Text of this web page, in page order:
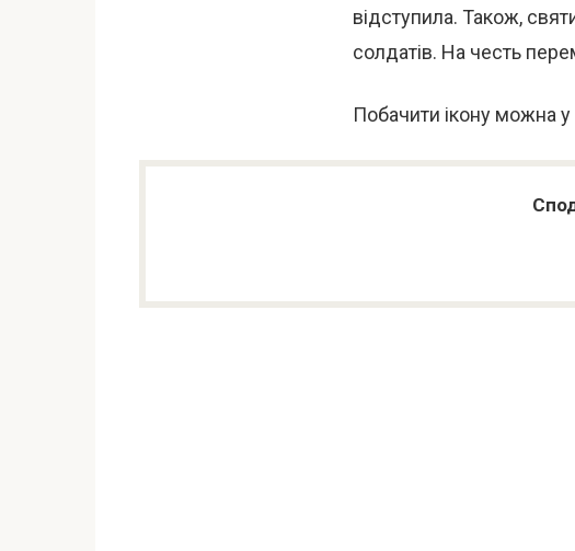
відступила. Також,
солдатів. На честь
Побачити ікону можна